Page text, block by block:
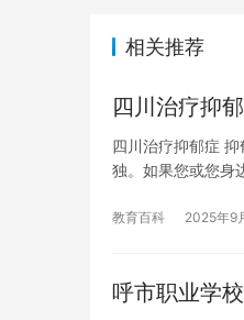
相关推荐
四川治疗抑
四川治疗抑郁症
独。如果您或您身
教育百科 2025年9
呼市职业学校